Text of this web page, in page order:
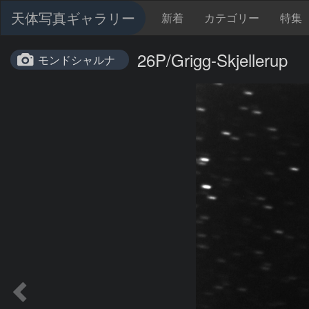
天体写真ギャラリー 新着 カテゴリー 特集
モンドシャルナ 26P/Grigg-Skjellerup